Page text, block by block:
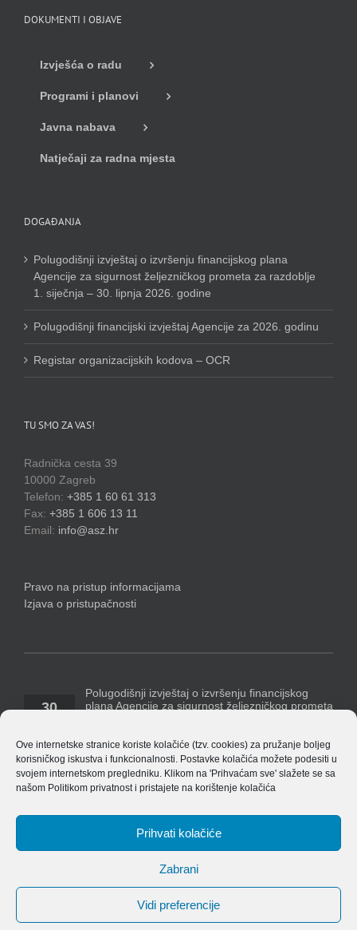
Ove internetske stranice koriste kolačiće (tzv. cookies) za pružanje boljeg
korisničkog iskustva i funkcionalnosti. Postavke kolačića možete podesiti u
svojem internetskom pregledniku. Klikom na 'Prihvaćam sve' slažete se sa
našom Politikom privatnosti pristajete na korištenje kolačića
Prihvati kolačiće
Zabrani
Vidi preferencije
DOKUMENTI I OBJAVE
Izvješća o radu
Programi i planovi
Javna nabava
Natječaji za radna mjesta
DOGAĐANJA
Polugodišnji izvještaj o izvršenju financijskog plana
Agencije za sigurnost željezničkog prometa za razdoblje
1. siječnja – 30. lipnja 2026. godine
Polugodišnji financijski izvještaj Agencije za 2026. godinu
Registar organizacijskih kodova – OCR
TU SMO ZA VAS!
Radnička cesta 39
10000 Zagreb
Telefon: +385 1 60 61 313
Fax: +385 1 606 13 11
Email: info@asz.hr
Pravo na pristup informacijama
Izjava o pristupačnosti
30
Polugodišnji izvještaj o izvršenju financijskog
plana Agencije za sigurnost željezničkog prometa
14
Polugodišnji financijski izvještaj Agencije za 2026.
godinu